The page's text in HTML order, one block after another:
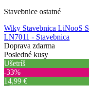
Stavebnice ostatné
Wiky Stavebnica LiNooS
LN7011 - Stavebnica
Doprava zdarma
Posledné kusy
Ušetríš
‐33%
14,99 €